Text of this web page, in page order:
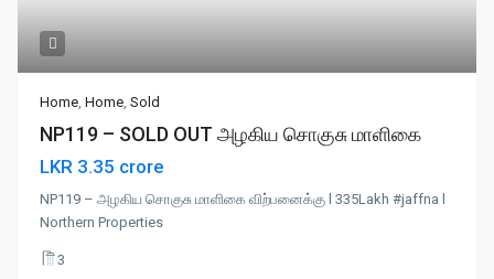
Home,Home,Sold
NP119 – SOLD OUT அழகிய சொகுசு மாளிகை
LKR 3.35 crore
NP119 – அழகிய சொகுசு மாளிகை விற்பனைக்கு l 335Lakh #jaffna l
Northern Properties
3